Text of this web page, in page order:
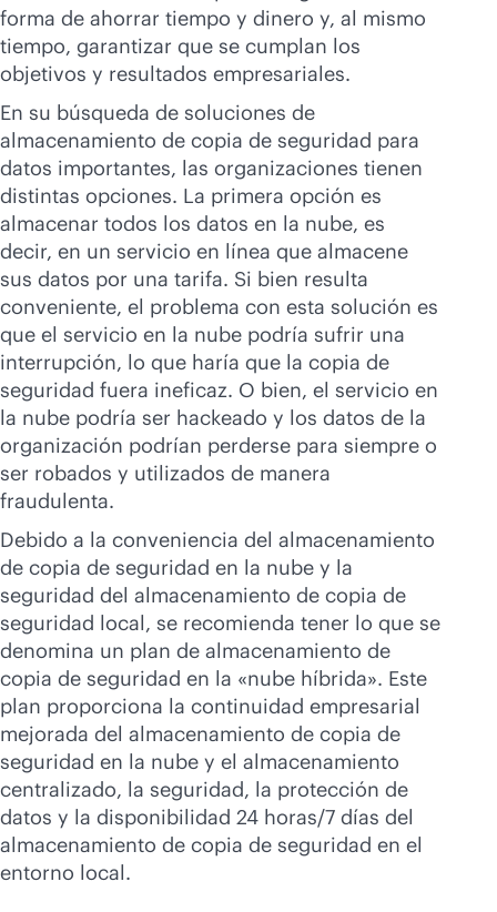
forma de ahorrar tiempo y dinero y, al mismo
tiempo, garantizar que se cumplan los
objetivos y resultados empresariales.
En su búsqueda de soluciones de
almacenamiento de copia de seguridad para
datos importantes, las organizaciones tienen
distintas opciones. La primera opción es
almacenar todos los datos en la nube, es
decir, en un servicio en línea que almacene
sus datos por una tarifa. Si bien resulta
conveniente, el problema con esta solución es
que el servicio en la nube podría sufrir una
interrupción, lo que haría que la copia de
seguridad fuera ineficaz. O bien, el servicio en
la nube podría ser hackeado y los datos de la
organización podrían perderse para siempre o
ser robados y utilizados de manera
fraudulenta.
Debido a la conveniencia del almacenamiento
de copia de seguridad en la nube y la
seguridad del almacenamiento de copia de
seguridad local, se recomienda tener lo que se
denomina un plan de almacenamiento de
copia de seguridad en la «nube híbrida». Este
plan proporciona la continuidad empresarial
mejorada del almacenamiento de copia de
seguridad en la nube y el almacenamiento
centralizado, la seguridad, la protección de
datos y la disponibilidad 24 horas/7 días del
almacenamiento de copia de seguridad en el
entorno local.